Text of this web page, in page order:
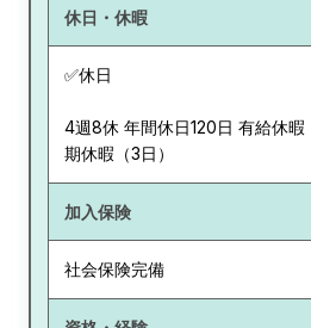
休日・休暇
✅休日
4週8休 年間休日120日 有給休暇
期休暇（3日）
加入保険
社会保険完備